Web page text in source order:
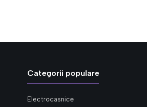
Categorii populare
Electrocasnice